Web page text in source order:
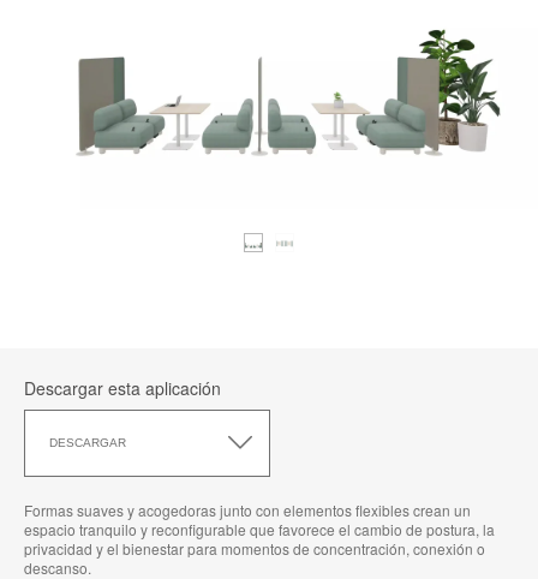
Descargar esta aplicación
DESCARGAR
esta
Formas suaves y acogedoras junto con elementos flexibles crean un
espacio tranquilo y reconfigurable que favorece el cambio de postura, la
privacidad y el bienestar para momentos de concentración, conexión o
descanso.